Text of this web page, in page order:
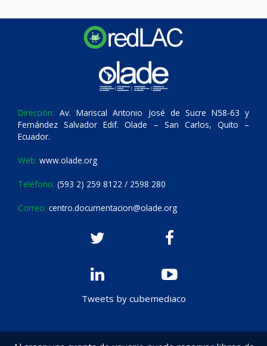
Dirección: Av. Mariscal Antonio José de Sucre N58-63 y
Fernández Salvador Edif. Olade – San Carlos, Quito –
Ecuador.
Web: www.olade.org
Teléfono: (593 2) 259 8122 / 2598 280
Correo: centro.documentacion@olade.org
Tweets by cubemediaco